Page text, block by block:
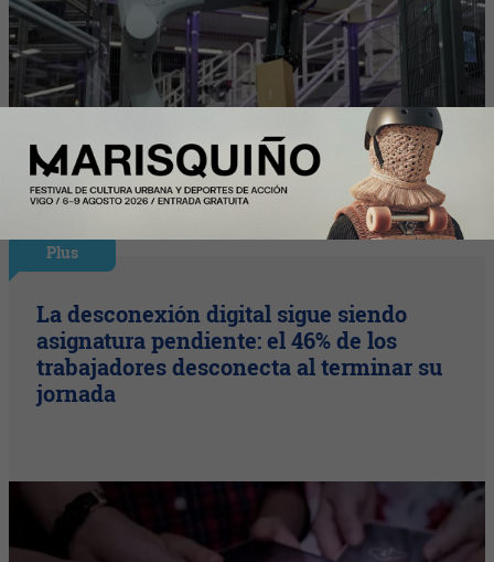
Plus
La desconexión digital sigue siendo
asignatura pendiente: el 46% de los
trabajadores desconecta al terminar su
jornada